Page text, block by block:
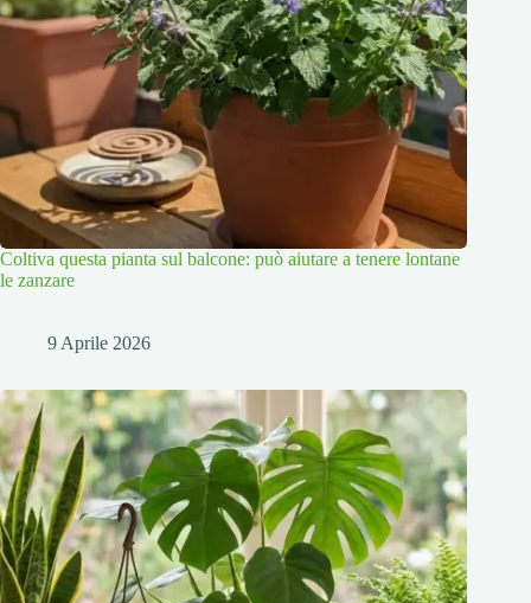
Coltiva questa pianta sul balcone: può aiutare a tenere lontane
le zanzare
9 Aprile 2026